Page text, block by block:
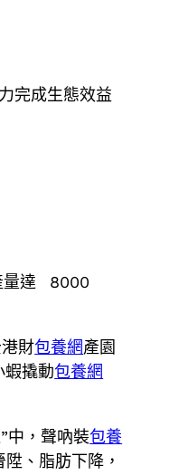
完成生態效益
量達 8000
財包養網產園
蝦撬動包養網
中，聲吶裝包養
、脂肪下降，